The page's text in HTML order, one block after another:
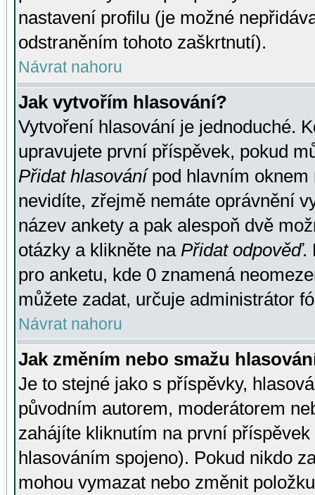
nastavení profilu (je možné
odstraněním tohoto zaškrtnutí).
Návrat nahoru
Jak vytvořím hlasování?
Vytvoření hlasování je jednoduché.
upravujete první příspěvek, pokud
Přidat hlasovánípod hlavním oknem
nevidíte, zřejmě nemáte oprávnění
název ankety a pak alespoň dvě
otázky a klikněte na Přidat odpověď.
pro anketu, kde 0 znamená
můžete zadat, určuje administrátor
Návrat nahoru
Jak změním nebo smažu
Je to stejné jako s příspěvky,
původním autorem, moderátorem
zahájíte kliknutím na první
hlasováním spojeno). Pokud nikdo
mohou vymazat nebo změnit